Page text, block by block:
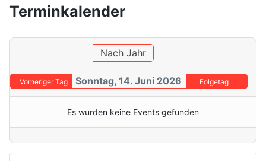
Terminkalender
Nach Jahr
Vorheriger Tag Sonntag, 14. Juni 2026 Folgetag
Es wurden keine Events gefunden